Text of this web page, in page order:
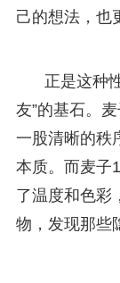
己的想法，也
正是这种
友”的基石。
一股清晰的秩
本质。而麦子
了温度和色彩
物，发现那些